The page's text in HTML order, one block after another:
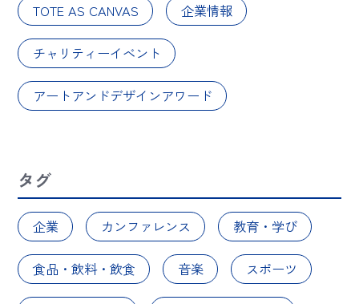
TOTE AS CANVAS 企業情報
チャリティーイベント
アートアンドデザインアワード
タグ
企業 カンファレンス 教育・学び
食品・飲料・飲食 音楽 スポーツ